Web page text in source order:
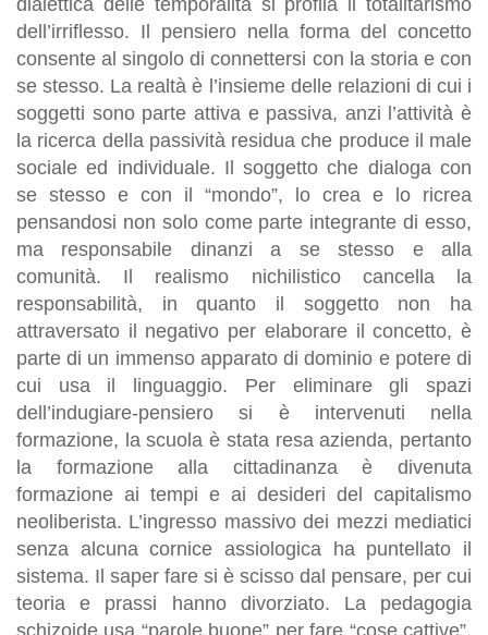
dell’irriflesso. Il pensiero nella forma del concetto
consente al singolo di connettersi con la storia e con
se stesso. La realtà è l’insieme delle relazioni di cui i
soggetti sono parte attiva e passiva, anzi l’attività è
la ricerca della passività residua che produce il male
sociale ed individuale. Il soggetto che dialoga con
se stesso e con il “mondo”, lo crea e lo ricrea
pensandosi non solo come parte integrante di esso,
ma responsabile dinanzi a se stesso e alla
comunità. Il realismo nichilistico cancella la
responsabilità, in quanto il soggetto non ha
attraversato il negativo per elaborare il concetto, è
parte di un immenso apparato di dominio e potere di
cui usa il linguaggio. Per eliminare gli spazi
dell’indugiare-pensiero si è intervenuti nella
formazione, la scuola è stata resa azienda, pertanto
la formazione alla cittadinanza è divenuta
formazione ai tempi e ai desideri del capitalismo
neoliberista. L’ingresso massivo dei mezzi mediatici
senza alcuna cornice assiologica ha puntellato il
sistema. Il saper fare si è scisso dal pensare, per cui
teoria e prassi hanno divorziato. La pedagogia
schizoide usa “parole buone” per fare “cose cattive”.